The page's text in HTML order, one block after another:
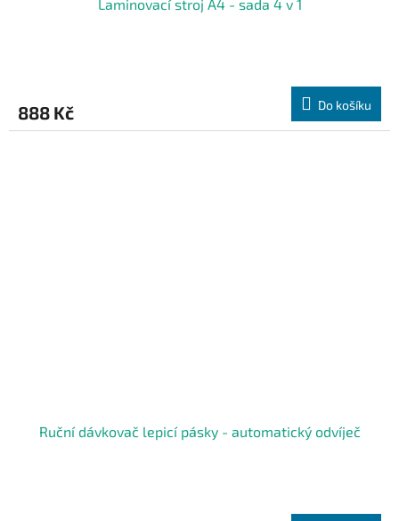
Laminovací stroj A4 - sada 4 v 1
888 Kč Do košíku
Ruční dávkovač lepicí pásky - automatický odvíječ